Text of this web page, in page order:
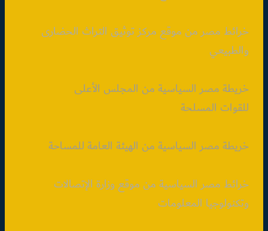
خرائط مصر من موقع مركز توثيق التراث الحضارى
والطبيعي
خريطة مصر السياسية من المجلس الأعلى
للقوات المسلحة
خريطة مصر السياسية من الهيئة العامة للمساحة
خرائط مصر السياسية من موقع وزارة الإتصالات
وتكنولوجيا المعلومات